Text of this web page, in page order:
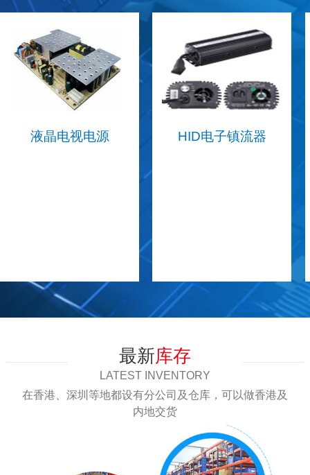
液晶电视电源 HID电子镇流器
最新库存
LATEST INVENTORY
在香港、深圳等地都设有分公司及仓库，可以做香港及
内地交货
捷捷微 CP3100SB 10000
捷捷微 JCD10A065A 3000
捷捷微 JMTL2302C
Alfa-MOS闸能 AFC4599W 30000
HY虹扬 30000
SM6P36C
FRK400-60F
CHIPLINK芯联 CL4054D 3000
达启动电容
AFP2309A
捷捷微 SMCJ5.0A 10000
AUP406K2PEX
UPS电源专用电容
MPX104K310ACC3 20000